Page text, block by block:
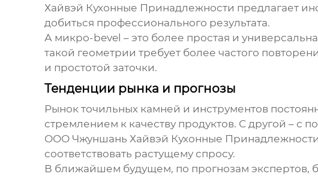
Хайвэй Кухонные Принадлежности предлагает
добиться профессионального результата.
А микро-bevel – это более простая и
такой геометрии требует более частого
и простотой заточки.
Тенденции рынка и прогнозы
Рынок точильных камней и инструментов
стремлением к качеству продуктов. С другой – с
ООО Чжуншань Хайвэй Кухонные
соответствовать растущему спросу.
В ближайшем будущем, по прогнозам экспертов,